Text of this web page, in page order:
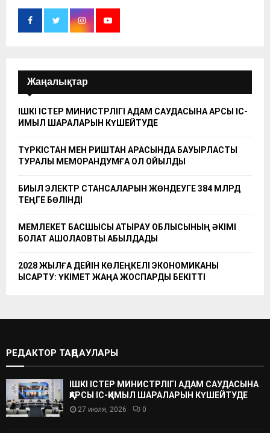
Жаңалықтар
ІШКІ ІСТЕР МИНИСТРЛІГІ АДАМ САУДАСЫНА ҚАРСЫ ІС-
ҚИМЫЛ ШАРАЛАРЫН КҮШЕЙТУДЕ
ТҮРКІСТАН МЕН РИШТАН АРАСЫНДА БАУЫРЛАСТЫҚ
ТУРАЛЫ МЕМОРАНДУМҒА ҚОЛ ҚОЙЫЛДЫ
БИЫЛ ЭЛЕКТР СТАНСАЛАРЫН ЖӨНДЕУГЕ 384 МЛРД
ТЕҢГЕ БӨЛІНДІ
МЕМЛЕКЕТ БАСШЫСЫ АТЫРАУ ОБЛЫСЫНЫҢ ӘКІМІ
БОЛАТ АҚШОЛАҚОВТЫ ҚАБЫЛДАДЫ
2028 ЖЫЛҒА ДЕЙІН КӨЛЕҢКЕЛІ ЭКОНОМИКАНЫ
ҚЫСҚАРТУ: ҮКІМЕТ ЖАҢА ЖОСПАРДЫ БЕКІТТІ
РЕДАКТОР ТАҢДАУЛАРЫ
ІШКІ ІСТЕР МИНИСТРЛІГІ АДАМ САУДАСЫНА
ҚАРСЫ ІС-ҚИМЫЛ ШАРАЛАРЫН КҮШЕЙТУДЕ
27 июля, 2026 0